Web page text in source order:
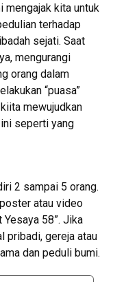
mengajak kita untuk
terhadap
sejati. Saat
mengurangi
orang dalam
“puasa”
mewujudkan
seperti yang
2 sampai 5 orang.
atau video
58”. Jika
pribadi, gereja atau
dan peduli bumi.